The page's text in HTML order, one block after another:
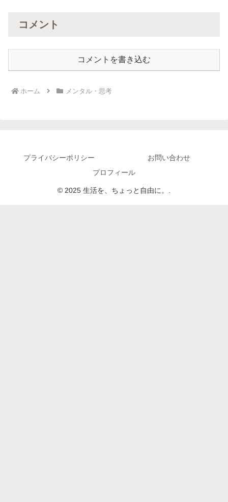
コメント
コメントを書き込む
ホーム メンタル・思考
プライバシーポリシー
お問い合わせ
プロフィール
© 2025 生活を、ちょっと自由に。.